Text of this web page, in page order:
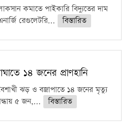
কমাতে পাইকারি বিদ্যুতের দাম
রেগুলেটরি...
বিস্তারিত
১৪ জনের প্রাণহানি
ঝড় ও বজ্রাপাতে ১৪ জনের মৃত্যু
৫ জন,...
বিস্তারিত